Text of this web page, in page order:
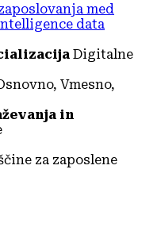
med
data
Digitalne
Vmesno,
in
za zaposlene